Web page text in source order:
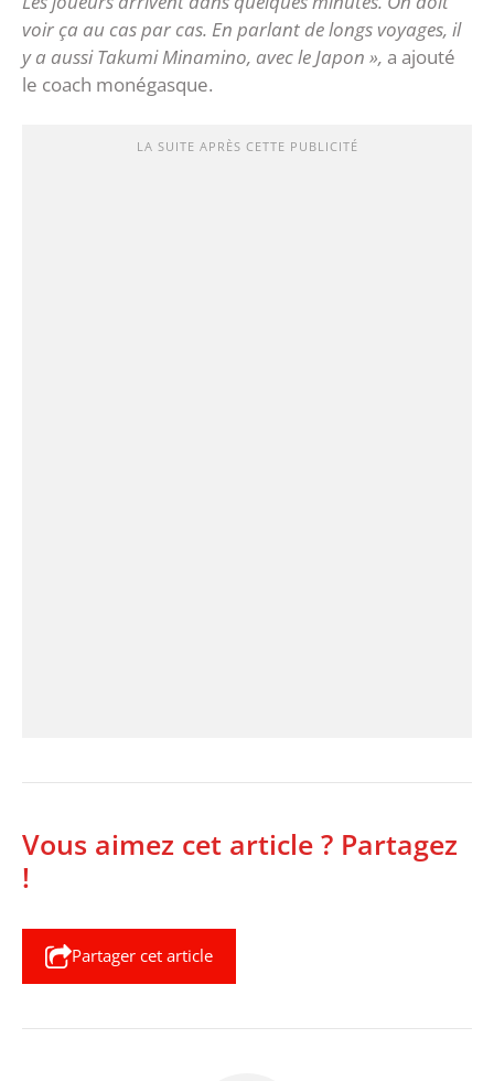
voir ça au cas par cas. En parlant de longs voyages, il
y a aussi Takumi Minamino, avec le Japon », a ajouté
le coach monégasque.
LA SUITE APRÈS CETTE PUBLICITÉ
Vous aimez cet article ? Partagez
!
Partager cet article